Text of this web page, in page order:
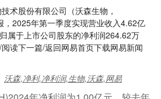
术股份有限公司（沃森生物，
2025年第一季度实现营业收入4.62亿
属于上市公司股东的净利润264.62万
读下一篇/返回网易首页下载网易新闻
沃森,净利,净利润,生物,沃森,网易